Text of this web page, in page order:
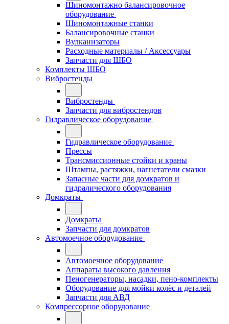
Шиномонтажно балансировочное
оборудование
Шиномонтажные станки
Балансировочные станки
Вулканизаторы
Расходные материалы / Аксессуары
Запчасти для ШБО
Комплекты ШБО
Вибростенды
Вибростенды
Запчасти для вибростендов
Гидравлическое оборудование
Гидравлическое оборудование
Прессы
Трансмиссионные стойки и краны
Штампы, растяжки, нагнетатели смазки
Запасные части для домкратов и
гидралического оборудования
Домкраты
Домкраты
Запчасти для домкратов
Автомоечное оборудование
Автомоечное оборудование
Аппараты высокого давления
Пеногенераторы, насадки, пено-комплекты
Оборудование для мойки колёс и деталей
Запчасти для АВД
Компрессорное оборудование